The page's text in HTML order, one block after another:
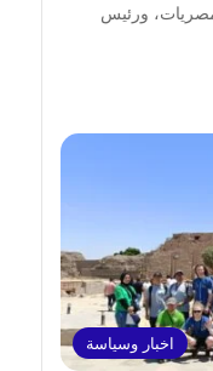
ورئيس
اخبار وسياسة